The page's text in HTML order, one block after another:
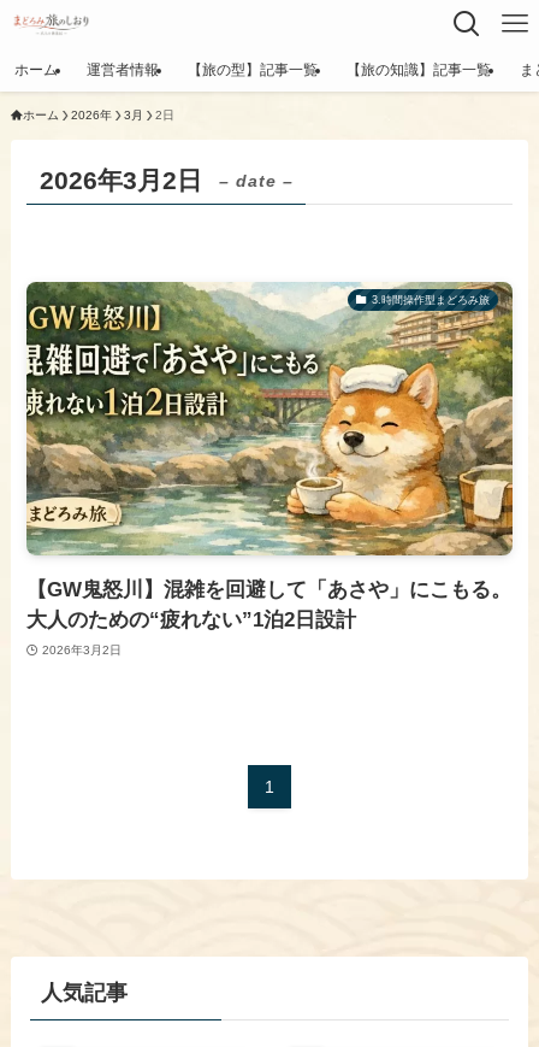
ホーム 運営者情報 【旅の型】記事一覧 【旅の知識】記事一覧 ま
ホーム 2026年 3月 2日
2026年3月2日 – date –
3.時間操作型まどろみ旅
【GW鬼怒川】混雑を回避して「あさや」にこもる。
大人のための“疲れない”1泊2日設計
2026年3月2日
1
人気記事